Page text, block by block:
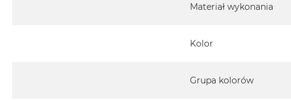
Materiał wykonania
Kolor
Grupa kolorów